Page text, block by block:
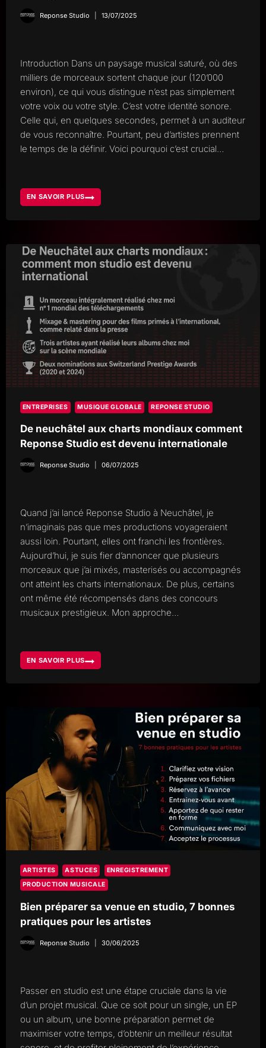
Reponse Studio 13/07/2025
Introduction Dans un paysage musical saturé, où des
milliers de morceaux sortent chaque jour (120’000
environ), ce qui vous distingue n’est pas simplement
votre voix ou votre style. C’est votre identité sonore.
Celle qui, en quelques secondes, permet à un auditeur
de vous reconnaître. Pourtant, peu d’artistes prennent
le temps de la définir. Voici pourquoi c’est crucial…
EN SAVOIR PLUS
TROUVER
VOTRE
UNE
SIGNATURE
ENTREPRISES MUSIQUE GLOBALE REPONSE STUDIO
De neuchâtel aux charts mondiaux comment
Reponse Studio est devenu internationale
Reponse Studio 06/07/2025
Quand j’ai lancé Reponse Studio à Neuchâtel, je
n’imaginais pas que mes productions voyageraient
aussi loin. Pourtant, elles ont franchi les frontières.
Aujourd’hui, je suis fier d’annoncer que plusieurs
morceaux que j’ai mixés, masterisés ou accompagnés
ont atteint les charts internationaux. De plus, certains
ont même été récompensés dans des concours
musicaux prestigieux. Mon approche…
EN SAVOIR PLUS
DE
NEUCHÂTEL
INTERNATIONALE
ARTISTES ASTUCES
ENREGISTREMENT
PRODUCTION MUSICALE
Bien préparer sa venue en studio, 7 bonnes
pratiques pour les artistes
Reponse Studio 30/06/2025
Passer en studio est une étape cruciale dans la vie
d’un projet musical. Que ce soit pour un single, un EP
ou un album, une bonne préparation permet de
maximiser votre temps, d’obtenir un meilleur résultat